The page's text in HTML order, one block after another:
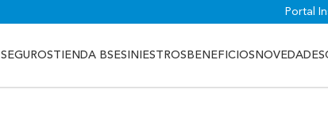
Portal
SEGUROSTIENDA BSESINIESTROS BENEFICIOS NOVEDADES